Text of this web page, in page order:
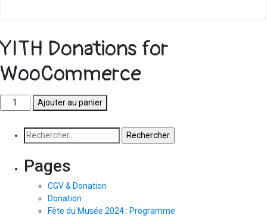
YITH Donations for
WooCommerce
Ajouter au panier
Pages
CGV & Donation
Donation
Fête du Musée 2024 : Programme